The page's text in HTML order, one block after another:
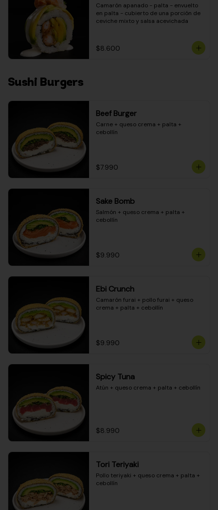
Camarón apanado - palta - envuelto
en palta - cubierto de una porción de
ceviche mixto y salsa acevichada
$8.600
Sushi Burgers
Beef Burger
Carne + queso crema + palta +
cebollín
$7.990
Sake Bomb
Salmón + queso crema + palta +
cebollín
$9.990
Ebi Crunch
Camarón furai + pollo furai + queso
crema + palta + cebollín
$9.990
Spicy Tuna
Atún + queso crema + palta + cebollín
$8.990
Tori Teriyaki
Pollo teriyaki + queso crema + palta +
cebollín